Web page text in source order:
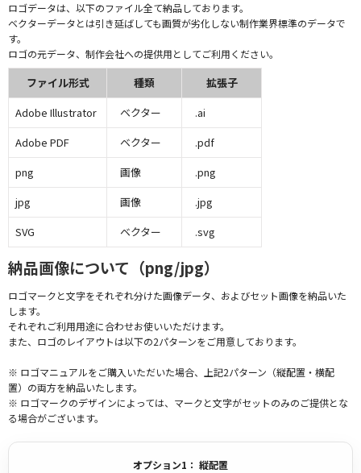
ロゴデータは、以下のファイル全て納品しております。
ベクターデータとは引き延ばしても画質が劣化しない制作業界標準のデータで
す。
ロゴの元データ、制作会社への提供用としてご利用ください。
ファイル形式 種類
拡張子
Adobe Illustrator
ベクター
.ai
Adobe PDF
ベクター
.pdf
png
画像
.png
jpg
画像
.jpg
SVG
ベクター .svg
納品画像について（png/jpg）
ロゴマークと文字をそれぞれ分けた画像データ、およびセット画像を納品いた
します。
それぞれご利用用途に合わせお使いいただけます。
また、ロゴのレイアウトは以下の2パターンをご用意しております。
※ ロゴマニュアルをご購入いただいた場合、上記2パターン（縦配置・横配
置）の両方を納品いたします。
※ ロゴマークのデザインによっては、マークと文字がセットのみのご提供とな
る場合がございます。
オプション1： 縦配置